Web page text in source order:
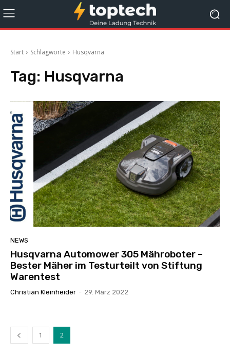
Start Schlagworte Husqvarna
Tag: Husqvarna
NEWS
Husqvarna Automower 305 Mähroboter –
Bester Mäher im Testurteilt von Stiftung
Warentest
Christian Kleinheider - 29. März 2022
1 2